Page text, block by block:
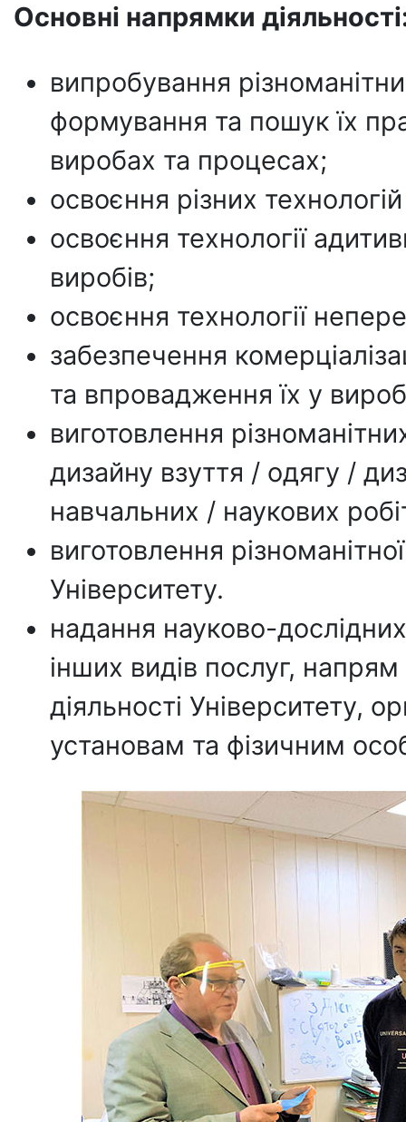
Основні напрямки
випробування
формування та пошук їх
виробах та процесах;
освоєння різних
освоєння технології
виробів;
освоєння технології
забезпечення
та впровадження їх у
виготовлення
дизайну взуття / одягу /
навчальних / наукових
виготовлення
Університету.
надання науково-
інших видів послуг,
діяльності Університету,
установам та фізичним